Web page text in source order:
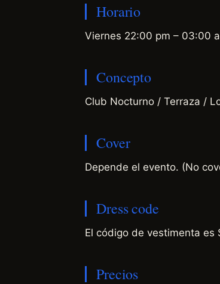
Horario
Viernes 22:00 pm – 03:00
Concepto
Club Nocturno / Terraza /
Cover
Depende el evento. (No
Dress code
El código de vestimenta es
Precios